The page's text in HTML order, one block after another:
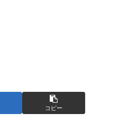
コピー